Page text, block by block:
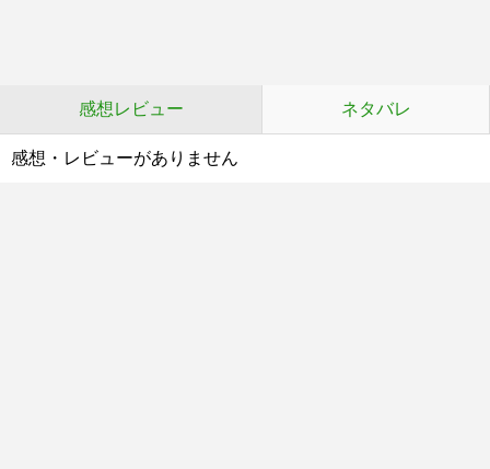
感想レビュー ネタバレ
感想・レビューがありません